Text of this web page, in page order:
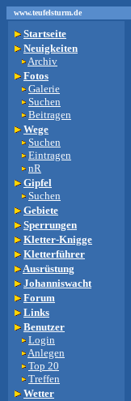
www.teufelsturm.de
Startseite
Neuigkeiten
Archiv
Fotos
Galerie
Suchen
Beitragen
Wege
Suchen
Eintragen
nR
Gipfel
Suchen
Gebiete
Sperrungen
Kletter-Knigge
Kletterführer
Ausrüstung
Johanniswacht
Forum
Links
Benutzer
Login
Anlegen
Top 20
Treffen
Wetter